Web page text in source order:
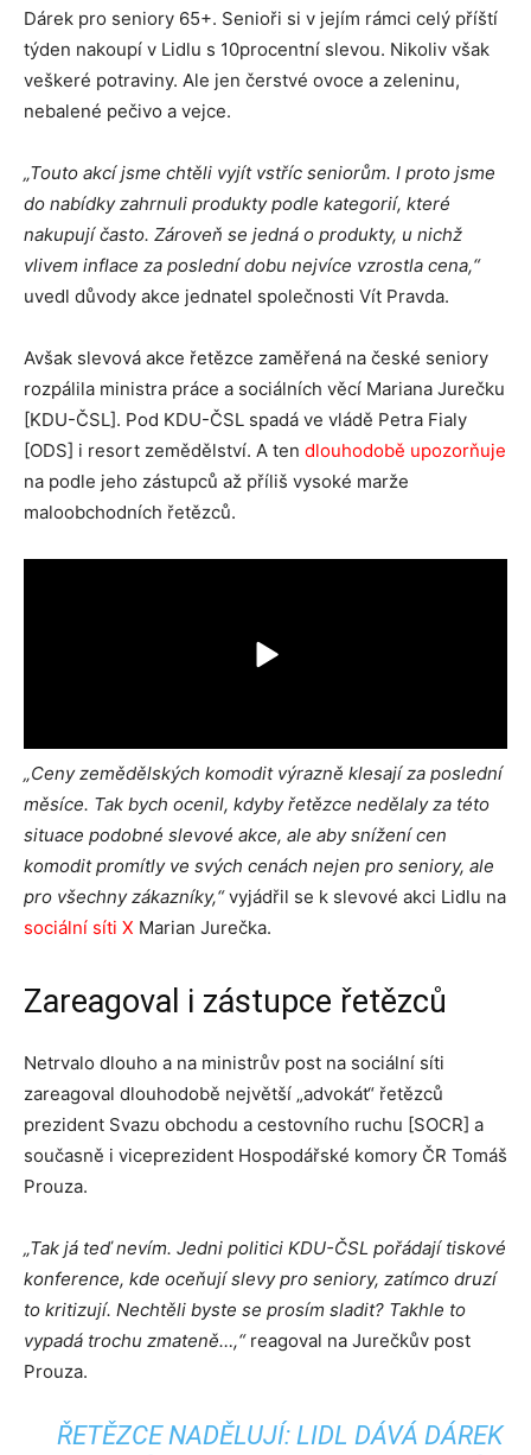
Dárek pro seniory 65+. Senioři si v jejím rámci celý příští
týden nakoupí v Lidlu s 10procentní slevou. Nikoliv však
veškeré potraviny. Ale jen čerstvé ovoce a zeleninu,
nebalené pečivo a vejce.
„Touto akcí jsme chtěli vyjít vstříc seniorům. I proto jsme
do nabídky zahrnuli produkty podle kategorií, které
nakupují často. Zároveň se jedná o produkty, u nichž
vlivem inflace za poslední dobu nejvíce vzrostla cena,“
uvedl důvody akce jednatel společnosti Vít Pravda.
Avšak slevová akce řetězce zaměřená na české seniory
rozpálila ministra práce a sociálních věcí Mariana Jurečku
[KDU-ČSL]. Pod KDU-ČSL spadá ve vládě Petra Fialy
[ODS] i resort zemědělství. A ten dlouhodobě upozorňuje
na podle jeho zástupců až příliš vysoké marže
maloobchodních řetězců.
„Ceny zemědělských komodit výrazně klesají za poslední
měsíce. Tak bych ocenil, kdyby řetězce nedělaly za této
situace podobné slevové akce, ale aby snížení cen
komodit promítly ve svých cenách nejen pro seniory, ale
pro všechny zákazníky,“vyjádřil se k slevové akci Lidlu na
sociální síti X Marian Jurečka.
Zareagoval i zástupce řetězců
Netrvalo dlouho a na ministrův post na sociální síti
zareagoval dlouhodobě největší „advokát“ řetězců
prezident Svazu obchodu a cestovního ruchu [SOCR] a
současně i viceprezident Hospodářské komory ČR Tomáš
Prouza.
„Tak já teď nevím. Jedni politici KDU-ČSL pořádají tiskové
konference, kde oceňují slevy pro seniory, zatímco druzí
to kritizují. Nechtěli byste se prosím sladit? Takhle to
vypadá trochu zmateně…,“reagoval na Jurečkův post
Prouza.
ŘETĚZCE NADĚLUJÍ: LIDL DÁVÁ DÁREK